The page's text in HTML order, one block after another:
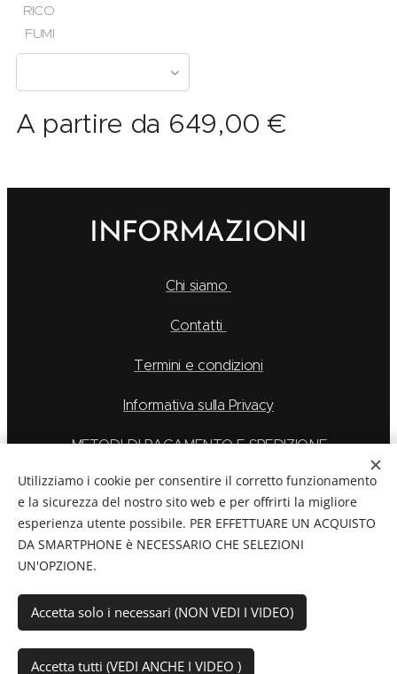
RICO
FUMI
A partire da 649,00 €
Aggiungi al carrello
INFORMAZIONI
Chi siamo
Contatti
Termini e condizioni
Informativa sulla Privacy
METODI DI PAGAMENTO E SPEDIZIONE
La Feu S.r.l. via Caduti Delle Alpi Apuane 6, Borgo San
Utilizziamo i cookie per consentire il corretto funzionamento
e la sicurezza del nostro sito web e per offrirti la migliore
esperienza utente possibile. PER EFFETTUARE UN ACQUISTO
DA SMARTPHONE è NECESSARIO CHE SELEZIONI
UN'OPZIONE.
Accetta solo i necessari (NON VEDI I VIDEO)
Accetta tutti (VEDI ANCHE I VIDEO )